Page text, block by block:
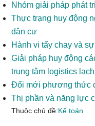
Nhóm giải pháp phát
Thực trạng huy động
dân cư
Hành vi tẩy chay và
Giải pháp huy động
trung tâm logistics
Đổi mới phương thức
Thị phần và năng lực
Thuộc chủ đề:Kế toán